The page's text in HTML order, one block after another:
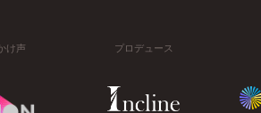
け声 プロデュース